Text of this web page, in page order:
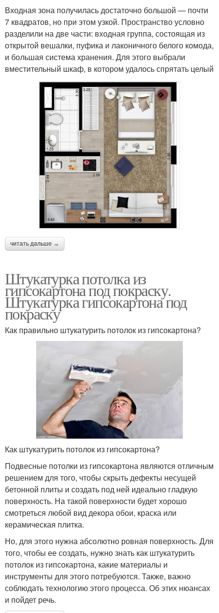
Входная зона получилась достаточно большой — почти
7 квадратов, но при этом узкой. Пространство условно
разделили на две части: входная группа, состоящая из
открытой вешалки, пуфика и лаконичного белого комода,
и большая система хранения. Для этого выбрали
вместительный шкаф, в котором удалось спрятать целый
читать дальше →
Штукатурка потолка из
гипсокартона под покраску.
Штукатурка гипсокартона под
покраску
Как правильно штукатурить потолок из гипсокартона?
Как штукатурить потолок из гипсокартона?
Подвесные потолки из гипсокартона являются отличным
решением для того, чтобы скрыть дефекты несущей
бетонной плиты и создать под ней идеально гладкую
поверхность. На такой поверхности будет хорошо
смотреться любой вид декора обои, краска или
керамическая плитка.
Но, для этого нужна абсолютно ровная поверхность. Для
того, чтобы ее создать, нужно знать как штукатурить
потолок из гипсокартона, какие материалы и
инструменты для этого потребуются. Также, важно
соблюдать технологию этого процесса. Об этих нюансах
и пойдет речь.